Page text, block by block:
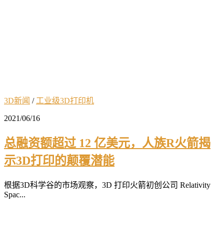
3D新闻 / 工业级3D打印机
2021/06/16
总融资额超过 12 亿美元，人族R火箭揭
示3D打印的颠覆潜能
根据3D科学谷的市场观察，3D 打印火箭初创公司 Relativity
Spac...